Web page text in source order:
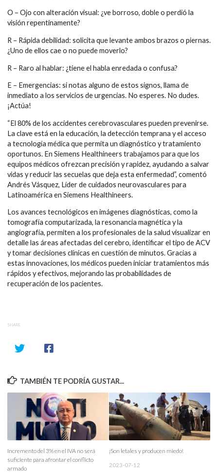
O – Ojo con alteración visual: ¿ve borroso, doble o perdió la
visión repentinamente?
R – Rápida debilidad: solicita que levante ambos brazos o piernas.
¿Uno de ellos cae o no puede moverlo?
R – Raro al hablar: ¿tiene el habla enredada o confusa?
E – Emergencias: si notas alguno de estos signos, llama de
inmediato a los servicios de urgencias. No esperes. No dudes.
¡Actúa!
“El 80% de los accidentes cerebrovasculares pueden prevenirse.
La clave está en la educación, la detección temprana y el acceso
a tecnología médica que permita un diagnóstico y tratamiento
oportunos. En Siemens Healthineers trabajamos para que los
equipos médicos ofrezcan precisión y rapidez, ayudando a salvar
vidas y reducir las secuelas que deja esta enfermedad”, comentó
Andrés Vásquez, Líder de cuidados neurovasculares para
Latinoamérica en Siemens Healthineers.
Los avances tecnológicos en imágenes diagnósticas, como la
tomografía computarizada, la resonancia magnética y la
angiografía, permiten a los profesionales de la salud visualizar en
detalle las áreas afectadas del cerebro, identificar el tipo de ACV
y tomar decisiones clínicas en cuestión de minutos. Gracias a
estas innovaciones, los médicos pueden iniciar tratamientos más
rápidos y efectivos, mejorando las probabilidades de
recuperación de los pacientes.
SHARE
TAMBIÉN TE PODRÍA GUSTAR...
Incremento del 3% en el IVA no será
suficiente para afrontar el conflicto
armado
¡Son letales y producen miedo!
2023-07-12